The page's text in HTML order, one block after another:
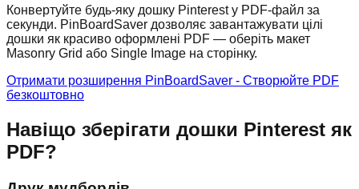
Конвертуйте будь-яку дошку Pinterest у PDF-файл за
секунди. PinBoardSaver дозволяє завантажувати цілі
дошки як красиво оформлені PDF — оберіть макет
Masonry Grid або Single Image на сторінку.
Отримати розширення PinBoardSaver - Створюйте PDF
безкоштовно
Навіщо зберігати дошки Pinterest як
PDF?